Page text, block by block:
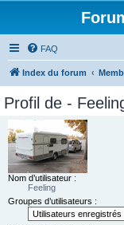
FAQ
Index du forum
Profil de -
Nom d’utilisateur :
Feeling
Groupes d’utilisateurs :